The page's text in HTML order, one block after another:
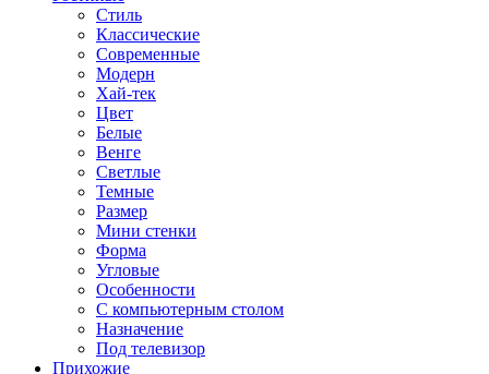
Стиль
Классические
Современные
Модерн
Хай-тек
Цвет
Белые
Венге
Светлые
Темные
Размер
Мини стенки
Форма
Угловые
Особенности
С компьютерным столом
Назначение
Под телевизор
Прихожие